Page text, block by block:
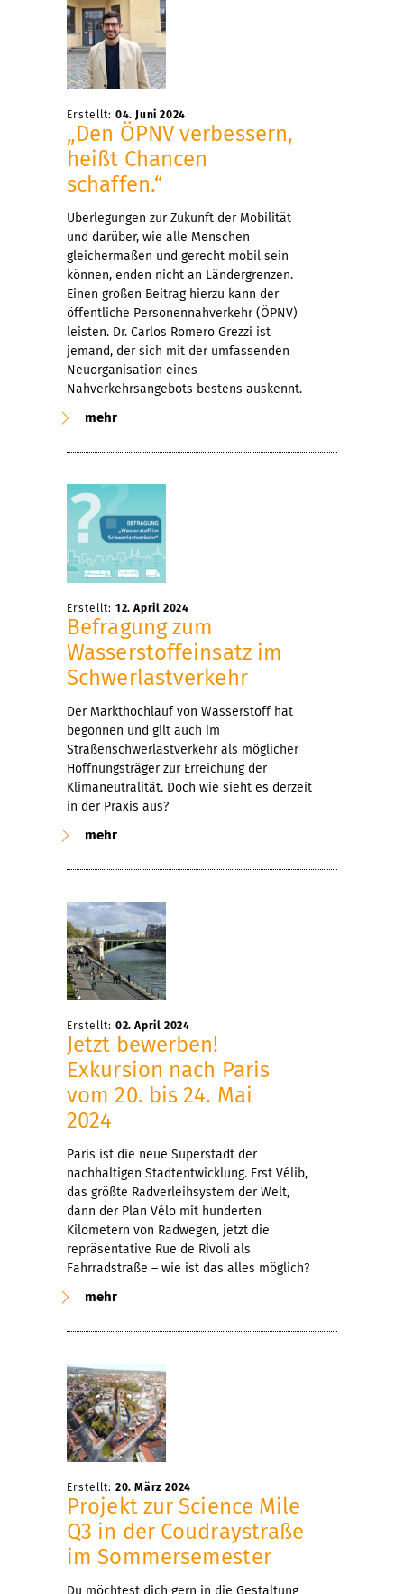
Erstellt: 04. Juni 2024
„Den ÖPNV verbessern,
heißt Chancen
schaffen.“
Überlegungen zur Zukunft der Mobilität
und darüber, wie alle Menschen
gleichermaßen und gerecht mobil sein
können, enden nicht an Ländergrenzen.
Einen großen Beitrag hierzu kann der
öffentliche Personennahverkehr (ÖPNV)
leisten. Dr. Carlos Romero Grezzi ist
jemand, der sich mit der umfassenden
Neuorganisation eines
Nahverkehrsangebots bestens auskennt.
mehr
Erstellt: 12. April 2024
Befragung zum
Wasserstoffeinsatz im
Schwerlastverkehr
Der Markthochlauf von Wasserstoff hat
begonnen und gilt auch im
Straßenschwerlastverkehr als möglicher
Hoffnungsträger zur Erreichung der
Klimaneutralität. Doch wie sieht es derzeit
in der Praxis aus?
mehr
Erstellt: 02. April 2024
Jetzt bewerben!
Exkursion nach Paris
vom 20. bis 24. Mai
2024
Paris ist die neue Superstadt der
nachhaltigen Stadtentwicklung. Erst Vélib,
das größte Radverleihsystem der Welt,
dann der Plan Vélo mit hunderten
Kilometern von Radwegen, jetzt die
repräsentative Rue de Rivoli als
Fahrradstraße – wie ist das alles möglich?
mehr
Erstellt: 20. März 2024
Projekt zur Science Mile
Q3 in der Coudraystraße
im Sommersemester
Du möchtest dich gern in die Gestaltung